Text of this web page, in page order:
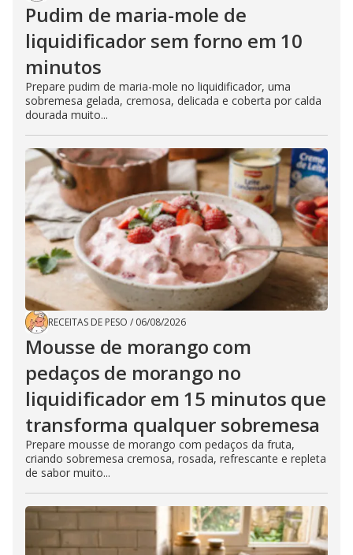
Pudim de maria-mole de
liquidificador sem forno em 10
minutos
Prepare pudim de maria-mole no liquidificador, uma
sobremesa gelada, cremosa, delicada e coberta por calda
dourada muito...
RECEITAS DE PESO / 06/08/2026
Mousse de morango com
pedaços de morango no
liquidificador em 15 minutos que
transforma qualquer sobremesa
Prepare mousse de morango com pedaços da fruta,
criando sobremesa cremosa, rosada, refrescante e repleta
de sabor muito...